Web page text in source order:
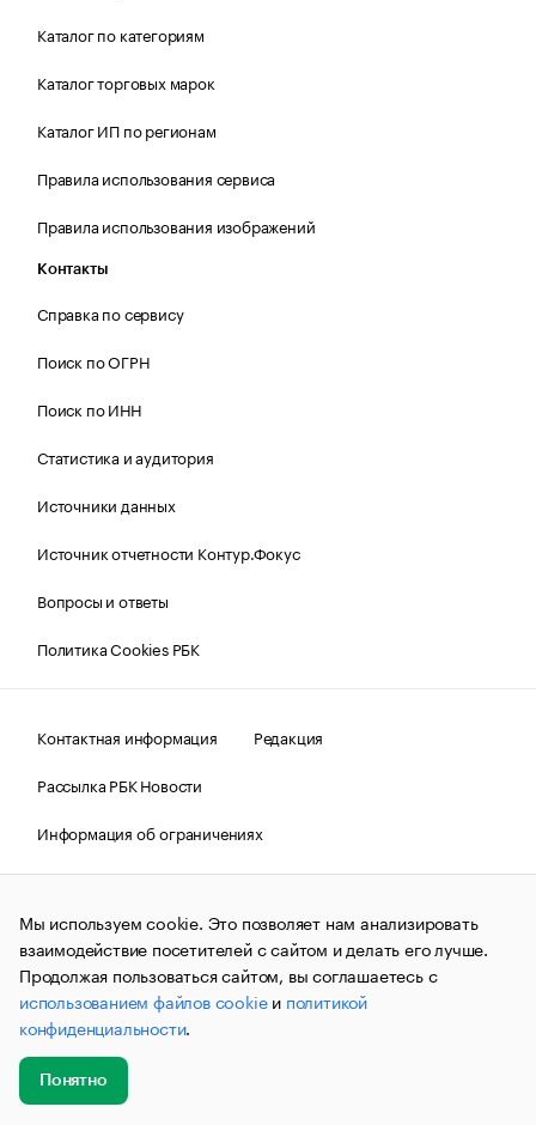
Каталог по категориям
Каталог торговых марок
Каталог ИП по регионам
Правила использования сервиса
Правила использования изображений
Контакты
Справка по сервису
Поиск по ОГРН
Поиск по ИНН
Статистика и аудитория
Источники данных
Источник отчетности Контур.Фокус
Вопросы и ответы
Политика Cookies РБК
Контактная информация
Редакция
Рассылка РБК Новости
Информация об ограничениях
Правовая информация
О соблюдении авторских прав
© АО «РОСБИЗНЕСКОНСАЛТИНГ»,1995–2026.Сообщения
и материалы информационного агентства «РБК»
(зарегистрировано Федеральной службой по надзору в сфере
связи, информационных технологий и массовых
коммуникаций (Роскомнадзор) 09.12.2015 за номером ИА
№ФС77-63848) сопровождаются пометкой «РБК». Отдельные
публикации могут содержать информацию,
не предназначенную для пользователей
до 18 лет.
Мы используем cookie. Это позволяет нам анализировать
взаимодействие посетителей с сайтом и делать его лучше.
Продолжая пользоваться сайтом, вы соглашаетесь с
использованием файлов cookieи политикой
конфиденциальности.
Понятно